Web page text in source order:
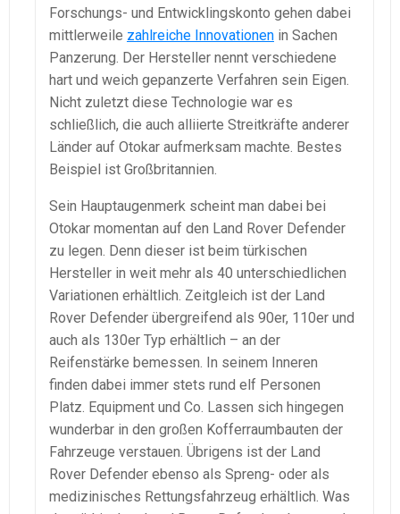
Forschungs- und Entwicklingskonto gehen dabei
mittlerweile zahlreiche Innovationen in Sachen
Panzerung. Der Hersteller nennt verschiedene
hart und weich gepanzerte Verfahren sein Eigen.
Nicht zuletzt diese Technologie war es
schließlich, die auch alliierte Streitkräfte anderer
Länder auf Otokar aufmerksam machte. Bestes
Beispiel ist Großbritannien.
Sein Hauptaugenmerk scheint man dabei bei
Otokar momentan auf den Land Rover Defender
zu legen. Denn dieser ist beim türkischen
Hersteller in weit mehr als 40 unterschiedlichen
Variationen erhältlich. Zeitgleich ist der Land
Rover Defender übergreifend als 90er, 110er und
auch als 130er Typ erhältlich – an der
Reifenstärke bemessen. In seinem Inneren
finden dabei immer stets rund elf Personen
Platz. Equipment und Co. Lassen sich hingegen
wunderbar in den großen Kofferraumbauten der
Fahrzeuge verstauen. Übrigens ist der Land
Rover Defender ebenso als Spreng- oder als
medizinisches Rettungsfahrzeug erhältlich. Was